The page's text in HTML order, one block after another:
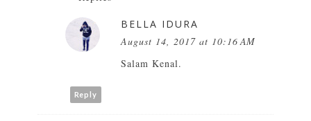
BELLA IDURA
August 14, 2017 at 10:16 AM
Salam Kenal.
Reply